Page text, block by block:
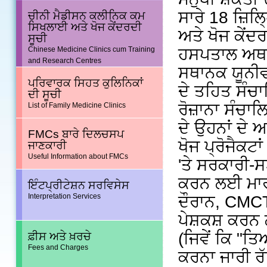
ਚੀਨੀ ਮੈਡੀਸਨ ਕਲੀਨਿਕ ਕਮ
ਸਿਖਲਾਈ ਅਤੇ ਖੋਜ ਕੇਂਦਰਦੀ
ਸੂਚੀ
Chinese Medicine Clinics cum Training
and Research Centres
ਪਰਿਵਾਰਕ ਸਿਹਤ ਕੁਲਿਨਿਕਾਂ
ਦੀ ਸੂਚੀ
List of Family Medicine Clinics
FMCs ਬਾਰੇ ਦਿਲਚਸਪ
ਜਾਣਕਾਰੀ
Useful Information about FMCs
ਇੰਟਪ੍ਰੀਟੇਸ਼ਨ ਸਰਵਿਸੇਸ
Interpretation Services
ਫ਼ੀਸ ਅਤੇ ਖ਼ਰਚੇ
Fees and Charges
ਸਾਰੇ 18
ਅਤੇ ਖੋਜ ਕੇਂਦਰ
ਹਸਪਤਾਲ
ਸਥਾਨਕ
ਦੇ ਤਹਿਤ
ਰੋਜ਼ਾਨਾ
ਦੇ ਉਹਨਾਂ ਦੇ
ਖੋਜ ਪ੍ਰੋਜੈਕਟਾਂ
'ਤੇ ਸਰਕਾਰੀ-
ਕਰਨ ਲਈ
ਦੌਰਾਨ,
ਪੇਸ਼ਕਸ਼ ਕਰਨ
(ਜਿਵੇਂ ਕਿ
ਕਰਨਾ ਜਾਰੀ